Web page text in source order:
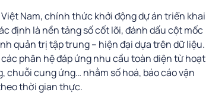
Nam, chính thức khởi động dự án triển khai
định là nền tảng số cốt lõi, đánh dấu cột mốc
quản trị tập trung – hiện đại dựa trên dữ liệu.
phân hệ đáp ứng nhu cầu toàn diện từ hoạt
chuỗi cung ứng… nhằm số hoá, báo cáo vận
thời gian thực.